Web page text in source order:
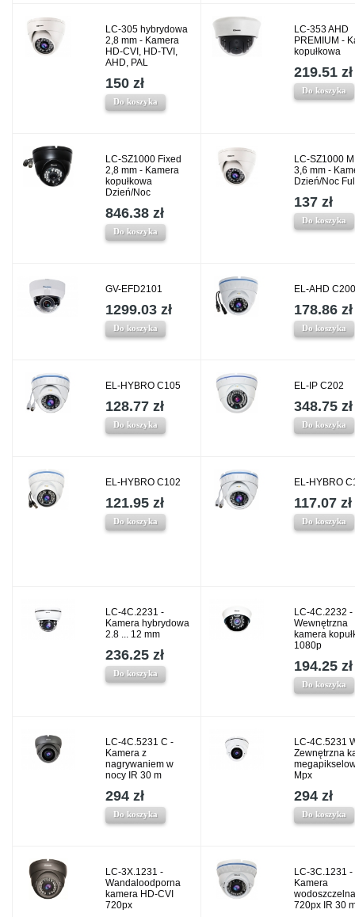
LC-305 hybrydowa
2,8 mm - Kamera
HD-CVI, HD-TVI,
AHD, PAL
150 zł
Do koszyka
LC-353 AHD
PREMIUM -
kopułkowa
219.51 zł
Do koszyka
LC-SZ1000 Fixed
2,8 mm - Kamera
kopułkowa
Dzień/Noc
846.38 zł
Do koszyka
LC-SZ1000
3,6 mm -
Dzień/Noc
137 zł
Do koszyka
GV-EFD2101
1299.03 zł
Do koszyka
EL-AHD C200
178.86 zł
Do koszyka
EL-HYBRO C105
128.77 zł
Do koszyka
EL-IP C202
348.75 zł
Do koszyka
EL-HYBRO C102
121.95 zł
Do koszyka
EL-HYBRO
117.07 zł
Do koszyka
LC-4C.2231 -
Kamera hybrydowa
2.8 ... 12 mm
236.25 zł
Do koszyka
LC-4C.2232 -
Wewnętrzna
kamera
1080p
194.25 zł
Do koszyka
LC-4C.5231 C -
Kamera z
nagrywaniem w
nocy IR 30 m
294 zł
Do koszyka
LC-4C.5231
Zewnętrzna
Mpx
294 zł
Do koszyka
LC-3X.1231 -
Wandaloodporna
kamera HD-CVI
720px
LC-3C.1231 -
Kamera
wodoszczelna
720px IR 30